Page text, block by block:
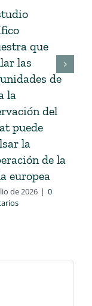
que
las
de
la
del
puede
la
de la
europea
de 2026 | 0